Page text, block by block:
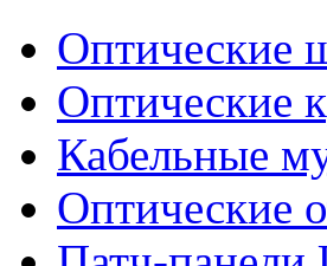
Оптические
Оптические
Кабельные
Оптические